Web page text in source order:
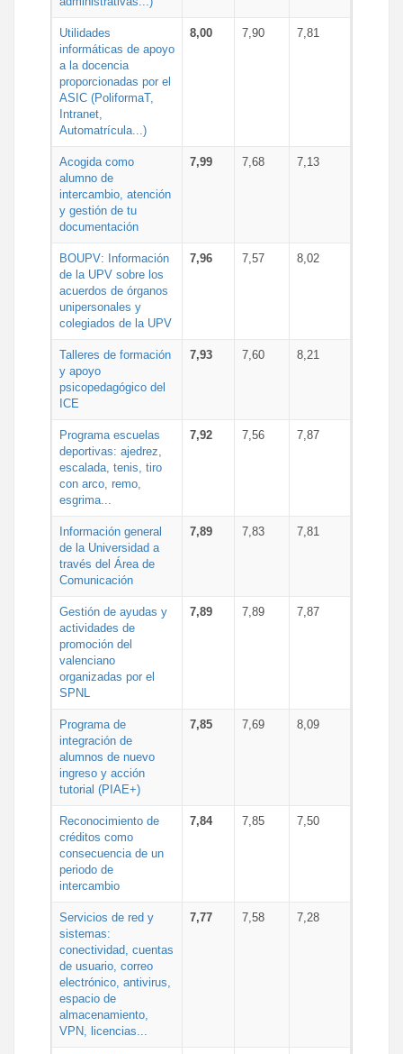
Utilidades
informáticas de apoyo
a la docencia
proporcionadas por el
ASIC (PoliformaT,
Intranet,
Automatrícula...)
8,00 7,90 7,81
Acogida como
alumno de
intercambio, atención
y gestión de tu
documentación
7,99 7,68 7,13
BOUPV: Información
de la UPV sobre los
acuerdos de órganos
unipersonales y
colegiados de la UPV
7,96 7,57 8,02
Talleres de formación
y apoyo
psicopedagógico del
ICE
7,93 7,60 8,21
Programa escuelas
deportivas: ajedrez,
escalada, tenis, tiro
con arco, remo,
esgrima...
7,92 7,56 7,87
Información general
de la Universidad a
través del Área de
Comunicación
7,89 7,83 7,81
Gestión de ayudas y
actividades de
promoción del
valenciano
organizadas por el
SPNL
7,89 7,89 7,87
Programa de
integración de
alumnos de nuevo
ingreso y acción
tutorial (PIAE+)
7,85 7,69 8,09
Reconocimiento de
créditos como
consecuencia de un
periodo de
intercambio
7,84 7,85 7,50
Servicios de red y
sistemas:
conectividad, cuentas
de usuario, correo
electrónico, antivirus,
espacio de
almacenamiento,
VPN, licencias...
7,77 7,58 7,28